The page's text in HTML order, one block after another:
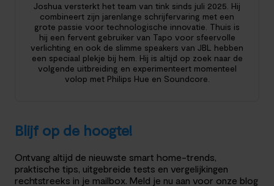
Joshua versterkt het team van tink sinds juli 2025. Hij
combineert zijn jarenlange schrijfervaring met een
grote passie voor technologische innovatie. Thuis is
hij een fervent gebruiker van Tapo voor sfeervolle
verlichting en ook de slimme speakers van JBL hebben
een speciaal plekje bij hem. Hij is altijd op zoek naar de
volgende uitbreiding en experimenteert momenteel
volop met Philips Hue en Soundcore.
Blijf op de hoogte!
Ontvang altijd de nieuwste smart home-trends,
praktische tips, uitgebreide tests en vergelijkingen
rechtstreeks in je mailbox. Meld je nu aan voor onze blog